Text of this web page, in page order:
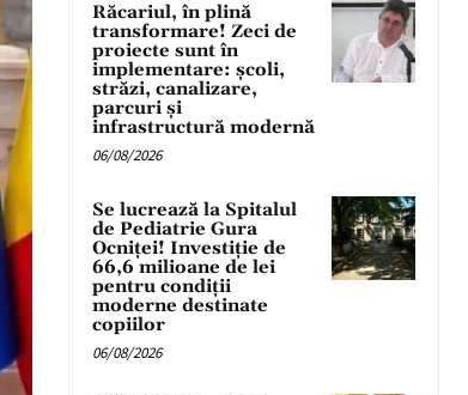
Răcariul, în plină
transformare! Zeci de
proiecte sunt în
implementare: școli,
străzi, canalizare,
parcuri și
infrastructură modernă
06/08/2026
Se lucrează la Spitalul
de Pediatrie Gura
Ocniței! Investiție de
66,6 milioane de lei
pentru condiții
moderne destinate
copiilor
06/08/2026